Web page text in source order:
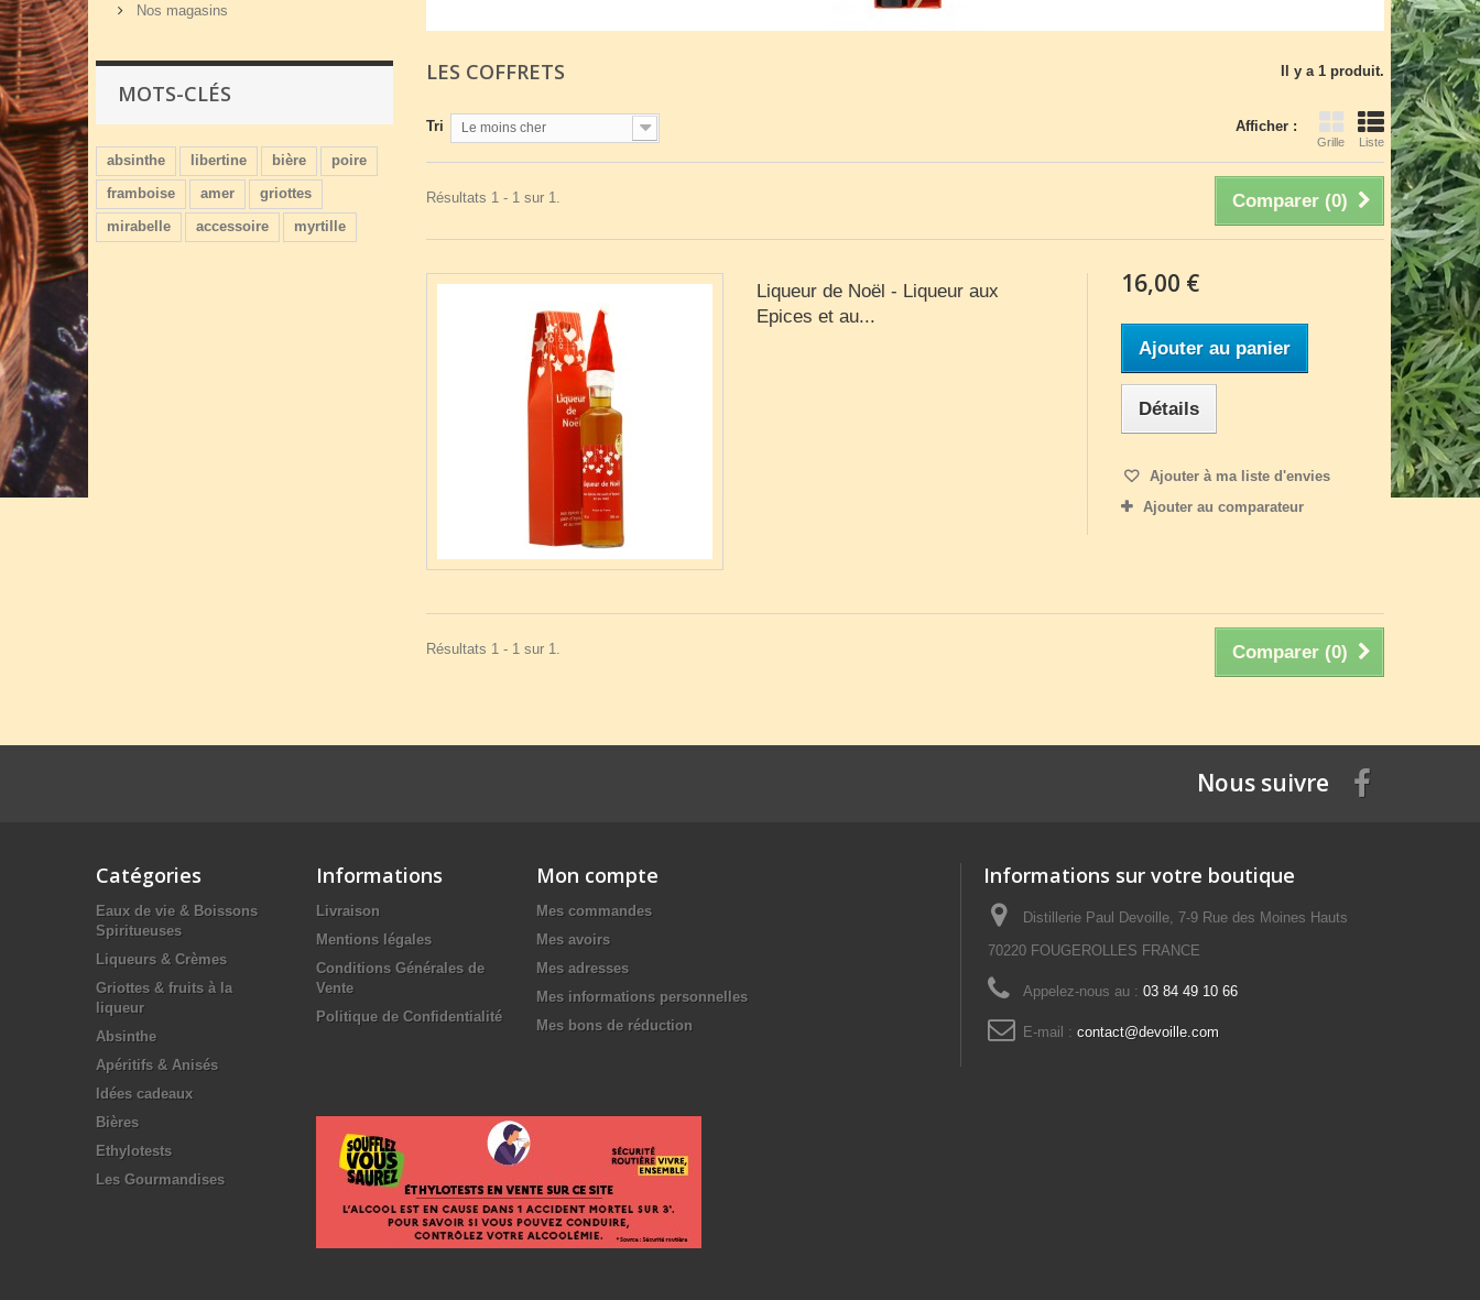
Nos magasins
MOTS-CLÉS
absinthe libertine bière
poire
framboise
amer
griottes
mirabelle
accessoire myrtille
LES COFFRETS Il y a 1 produit.
Afficher :
Grille Liste
Tri Le moins cher
Comparer (0)
Résultats 1 - 1 sur 1.
Liqueur de Noël - Liqueur aux
Epices et au...
16,00 €
Ajouter au panier
Détails
Ajouter à ma liste d'envies
Ajouter au comparateur
Comparer (0)
Résultats 1 - 1 sur 1.
Nous suivre
Catégories
Eaux de vie & Boissons
Spiritueuses
Liqueurs & Crèmes
Griottes & fruits à la
liqueur
Absinthe
Apéritifs & Anisés
Idées cadeaux
Bières
Ethylotests
Les Gourmandises
Informations
Livraison
Mentions légales
Conditions Générales de
Vente
Politique de Confidentialité
Mon compte
Mes commandes
Mes avoirs
Mes adresses
Mes informations personnelles
Mes bons de réduction
Informations sur votre boutique
Distillerie Paul Devoille, 7-9 Rue des Moines Hauts
70220 FOUGEROLLES FRANCE
Appelez-nous au : 03 84 49 10 66
E-mail : contact@devoille.com